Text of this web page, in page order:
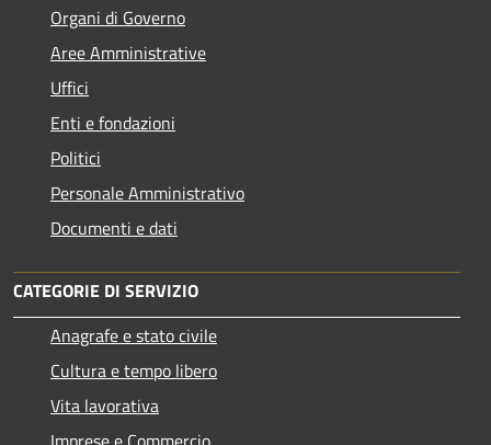
Organi di Governo
Aree Amministrative
Uffici
Enti e fondazioni
Politici
Personale Amministrativo
Documenti e dati
CATEGORIE DI SERVIZIO
Anagrafe e stato civile
Cultura e tempo libero
Vita lavorativa